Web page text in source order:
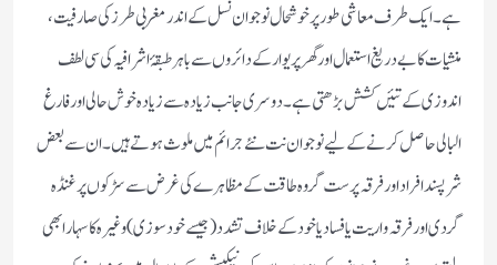
ہے۔ایک طرف معاشی طور پر خوشحال نوجوان نسل کے اندر مغربی طرز کی صارفیت،
منشیات کا بے دریغ استعمال اور گھر پریوار کے دائروں سے باہر طبقۂ اشرافیہ کی سی لطف
اندوزی کے تئیں کشش بڑھتی ہے۔دوسری جانب زیادہ سے زیادہ خوش حالی اور فارغ
البالی حاصل کرنے کے لیے نوجوان نت نئے جرائم میں ملوث ہوتے ہیں۔ان سے بعض
شرپسند افراد اور فرقہ پرست گروہ طاقت کے مظاہرے کی غرض سے سڑکوں پر غنڈہ
گردی اور فرقہ واریت یا فسادیا خود کے خلاف تشدد (جیسے خود سوزی)وغیرہ کا سہارا بھی